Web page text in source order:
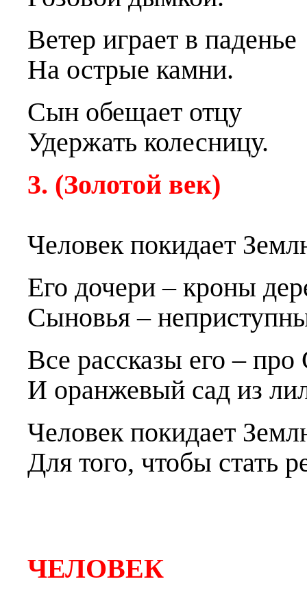
Ветер играет в паденье
На острые камни.
Сын обещает отцу
Удержать колесницу.
3. (Золотой век)
Человек покидает
Его дочери – кроны
Сыновья –
Все рассказы его – про
И оранжевый сад из
Человек покидает
Для того, чтобы стать
ЧЕЛОВЕК